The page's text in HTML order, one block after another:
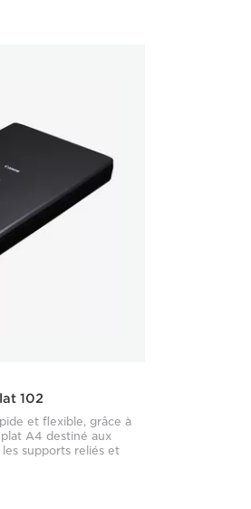
102
et flexible, grâce à
A4 destiné aux
les supports reliés et